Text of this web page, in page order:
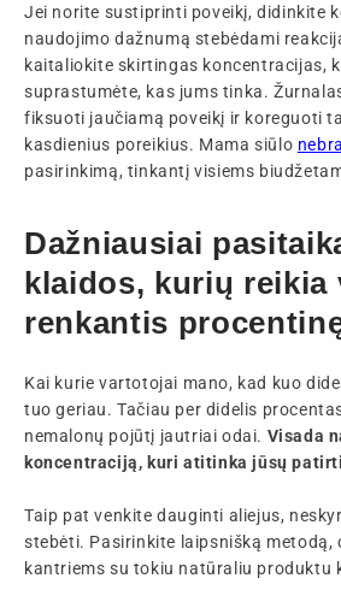
Jei norite sustiprinti poveikį, didinkite
naudojimo dažnumą stebėdami
kaitaliokite skirtingas koncentracijas,
suprastumėte, kas jums tinka.
fiksuoti jaučiamą poveikį ir koreguoti
kasdienius poreikius. Mama siūlo
pasirinkimą, tinkantį visiems
Dažniausiai
klaidos, kurių reikia
renkantis
Kai kurie vartotojai mano, kad kuo
tuo geriau. Tačiau per didelis
nemalonų pojūtį jautriai odai. Visada
koncentraciją, kuri atitinka jūsų
Taip pat venkite dauginti aliejus,
stebėti. Pasirinkite laipsnišką metodą,
kantriems su tokiu natūraliu produktu